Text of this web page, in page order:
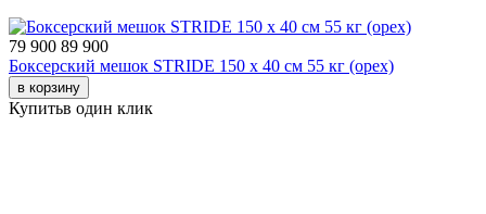
79 900 89 900
Боксерский мешок STRIDE 150 х 40 см 55 кг (орех)
в корзину
Купитьв один клик